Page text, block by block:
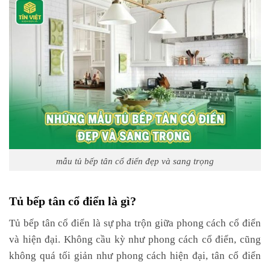
mẫu tủ bếp tân cổ điển đẹp và sang trọng
Tủ bếp tân cổ điển là gì?
Tủ bếp tân cổ điển là sự pha trộn giữa phong cách cổ điển
và hiện đại. Không cầu kỳ như phong cách cổ điển, cũng
không quá tối giản như phong cách hiện đại, tân cổ điển